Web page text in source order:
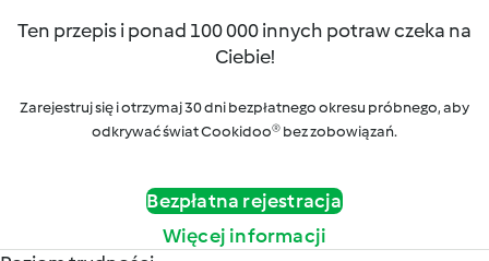
Ten przepis i ponad 100 000 innych potraw czeka na
Ciebie!
Zarejestruj się i otrzymaj 30 dni bezpłatnego okresu próbnego, aby
odkrywać świat Cookidoo® bez zobowiązań.
Bezpłatna rejestracja
Więcej informacji